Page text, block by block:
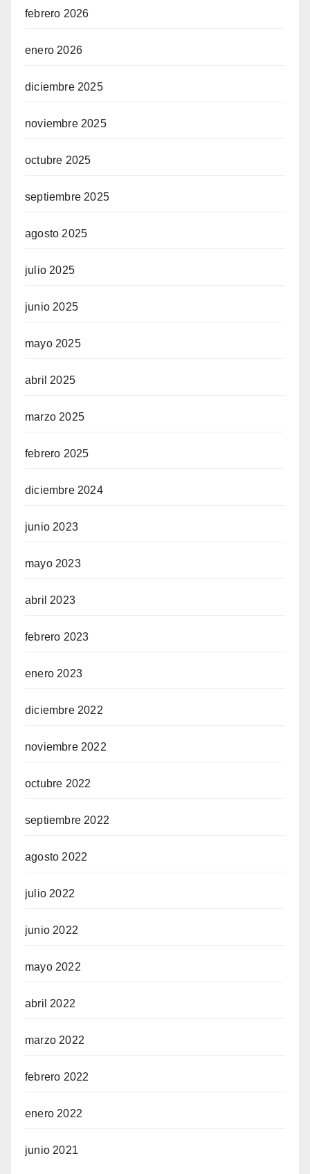
febrero 2026
enero 2026
diciembre 2025
noviembre 2025
octubre 2025
septiembre 2025
agosto 2025
julio 2025
junio 2025
mayo 2025
abril 2025
marzo 2025
febrero 2025
diciembre 2024
junio 2023
mayo 2023
abril 2023
febrero 2023
enero 2023
diciembre 2022
noviembre 2022
octubre 2022
septiembre 2022
agosto 2022
julio 2022
junio 2022
mayo 2022
abril 2022
marzo 2022
febrero 2022
enero 2022
junio 2021